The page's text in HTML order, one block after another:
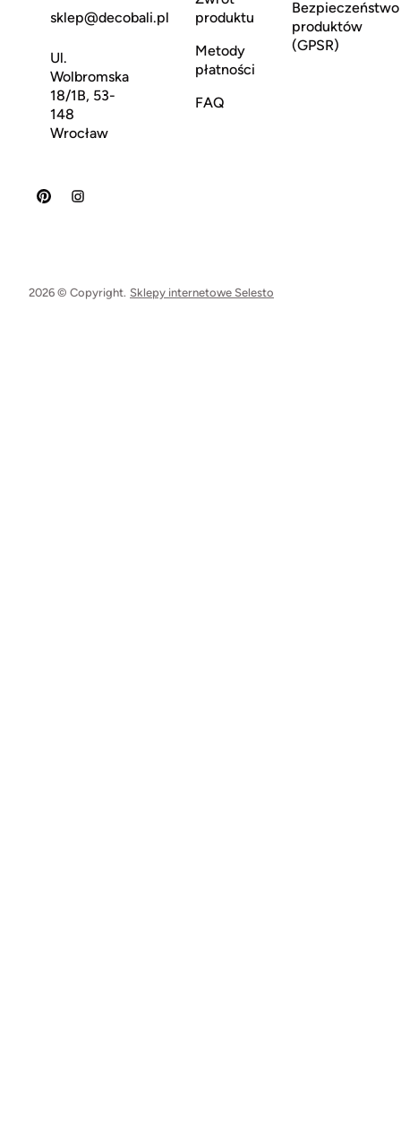
sklep@decobali.pl
Ul.
Wolbromska
18/1B, 53-
148
Wrocław
produktu
Metody
płatności
FAQ
Bezpieczeństwo
produktów
(GPSR)
2026 © Copyright. Sklepy internetowe Selesto